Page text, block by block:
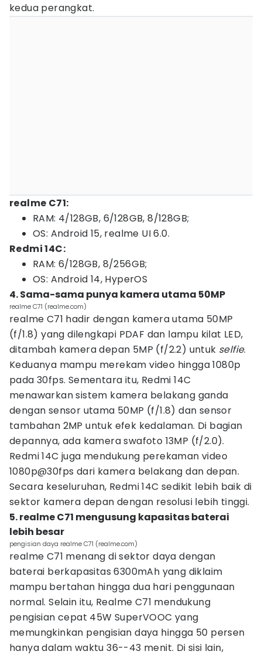
kedua perangkat.
realme C71:
RAM: 4/128GB, 6/128GB, 8/128GB;
OS: Android 15, realme UI 6.0.
Redmi 14C:
RAM: 6/128GB, 8/256GB;
OS: Android 14, HyperOS
4. Sama-sama punya kamera utama 50MP
realme C71 (realme.com)
realme C71 hadir dengan kamera utama 50MP
(f/1.8) yang dilengkapi PDAF dan lampu kilat LED,
ditambah kamera depan 5MP (f/2.2) untuk selfie.
Keduanya mampu merekam video hingga 1080p
pada 30fps. Sementara itu, Redmi 14C
menawarkan sistem kamera belakang ganda
dengan sensor utama 50MP (f/1.8) dan sensor
tambahan 2MP untuk efek kedalaman. Di bagian
depannya, ada kamera swafoto 13MP (f/2.0).
Redmi 14C juga mendukung perekaman video
1080p@30fps dari kamera belakang dan depan.
Secara keseluruhan, Redmi 14C sedikit lebih baik di
sektor kamera depan dengan resolusi lebih tinggi.
5. realme C71 mengusung kapasitas baterai
lebih besar
pengisian daya realme C71 (realme.com)
realme C71 menang di sektor daya dengan
baterai berkapasitas 6300mAh yang diklaim
mampu bertahan hingga dua hari penggunaan
normal. Selain itu, Realme C71 mendukung
pengisian cepat 45W SuperVOOC yang
memungkinkan pengisian daya hingga 50 persen
hanya dalam waktu 36--43 menit. Di sisi lain,